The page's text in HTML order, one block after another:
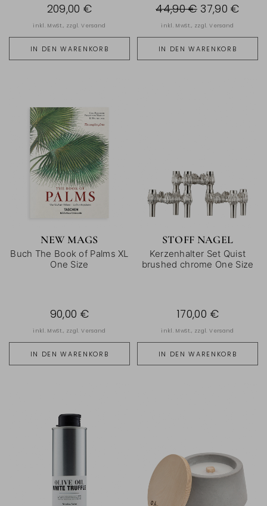
IN DEN WARENKORB
209,00 €
inkl. MwSt., zzgl.Versand
IN DEN WARENKORB
44,90 € 37,90 €
inkl. MwSt., zzgl.Versand
NEW MAGS
Buch The Book of Palms XL
One Size
IN DEN WARENKORB
90,00 €
inkl. MwSt., zzgl.Versand
STOFF NAGEL
Kerzenhalter Set Quist
brushed chrome One Size
IN DEN WARENKORB
170,00 €
inkl. MwSt., zzgl.Versand